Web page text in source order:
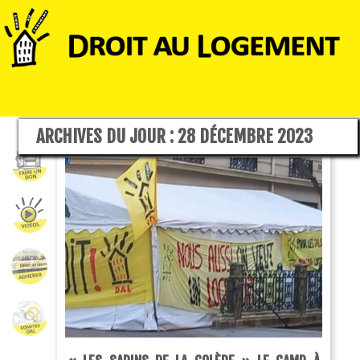
ARCHIVES DU JOUR : 28 DÉCEMBRE 2023